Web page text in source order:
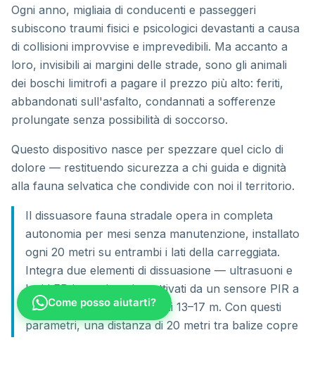
Ogni anno, migliaia di conducenti e passeggeri
subiscono traumi fisici e psicologici devastanti a causa
di collisioni improvvise e imprevedibili. Ma accanto a
loro, invisibili ai margini delle strade, sono gli animali
dei boschi limitrofi a pagare il prezzo più alto: feriti,
abbandonati sull'asfalto, condannati a sofferenze
prolungate senza possibilità di soccorso.
Questo dispositivo nasce per spezzare quel ciclo di
dolore — restituendo sicurezza a chi guida e dignità
alla fauna selvatica che condivide con noi il territorio.
Il dissuasore fauna stradale opera in completa
autonomia per mesi senza manutenzione, installato
ogni 20 metri su entrambi i lati della carreggiata.
Integra due elementi di dissuasione — ultrasuoni e
luci LED intermittenti — attivati da un sensore PIR a
160° con portata effettiva di 13–17 m. Con questi
parametri, una distanza di 20 metri tra balize copre
Come posso aiutarti?